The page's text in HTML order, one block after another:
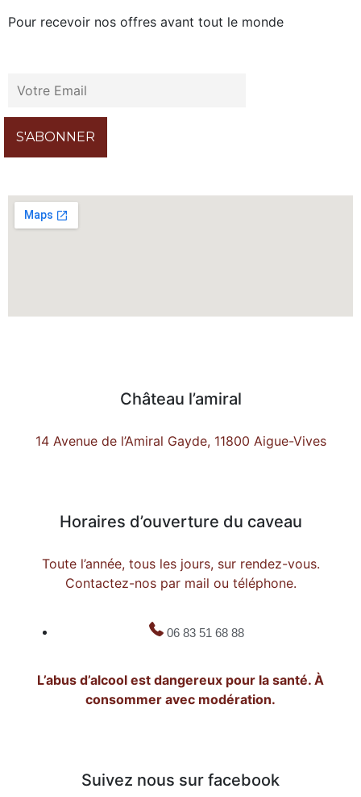
Pour recevoir nos offres avant tout le monde
Château l’amiral
14 Avenue de l’Amiral Gayde, 11800 Aigue-Vives
Horaires d’ouverture du caveau
Toute l’année, tous les jours, sur rendez-vous.
Contactez-nos par mail ou téléphone.
06 83 51 68 88
L’abus d’alcool est dangereux pour la santé. À
consommer avec modération.
Suivez nous sur facebook